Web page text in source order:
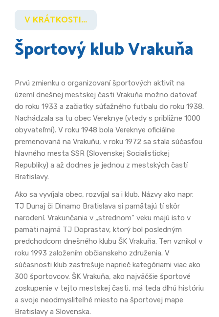
V KRÁTKOSTI...
Športový klub Vrakuňa
Prvú zmienku o organizovaní športových aktivít na
území dnešnej mestskej časti Vrakuňa možno datovať
do roku 1933 a začiatky súťažného futbalu do roku 1938.
Nachádzala sa tu obec Vereknye (vtedy s približne 1000
obyvateľmi). V roku 1948 bola Vereknye oficiálne
premenovaná na Vrakuňu, v roku 1972 sa stala súčasťou
hlavného mesta SSR (Slovenskej Socialistickej
Republiky) a až dodnes je jednou z mestských častí
Bratislavy.
Ako sa vyvíjala obec, rozvíjal sa i klub. Názvy ako napr.
TJ Dunaj či Dinamo Bratislava si pamätajú tí skôr
narodení. Vrakunčania v „strednom" veku majú isto v
pamäti najmä TJ Doprastav, ktorý bol posledným
predchodcom dnešného klubu ŠK Vrakuňa. Ten vznikol v
roku 1993 založením občianskeho združenia. V
súčasnosti klub zastrešuje naprieč kategóriami viac ako
300 športovcov. ŠK Vrakuňa, ako najväčšie športové
zoskupenie v tejto mestskej časti, má teda dlhú históriu
a svoje neodmysliteľné miesto na športovej mape
Bratislavy a Slovenska.